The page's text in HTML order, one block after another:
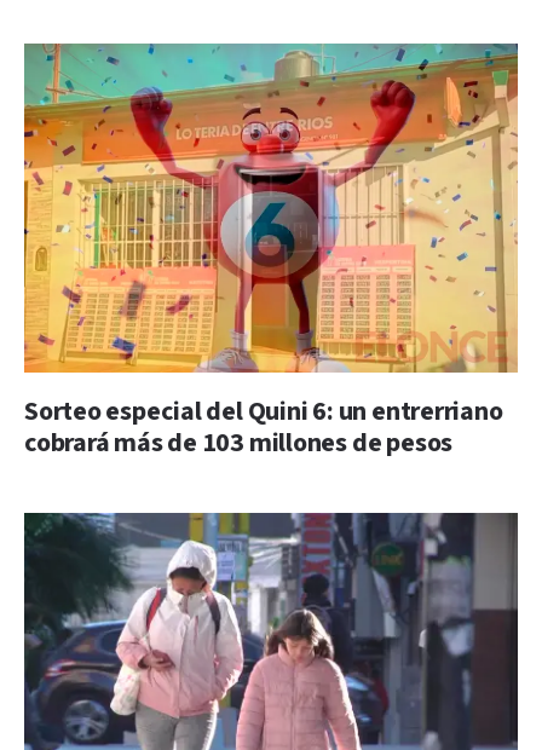
Sorteo especial del Quini 6: un entrerriano
cobrará más de 103 millones de pesos